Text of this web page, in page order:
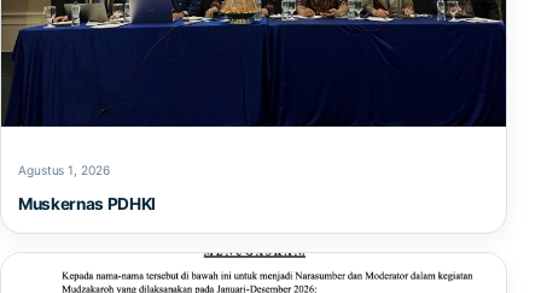
Agustus 1, 2026
Muskernas PDHKI